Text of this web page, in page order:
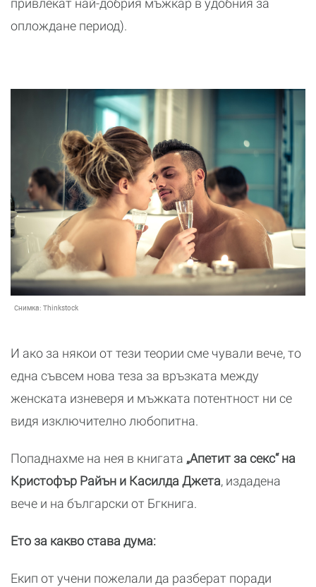
привлекат най-добрия мъжкар в удобния за
оплождане период).
Снимка: Thinkstock
И ако за някои от тези теории сме чували вече, то
една съвсем нова теза за връзката между
женската изневеря и мъжката потентност ни се
видя изключително любопитна.
Попаднахме на нея в книгата „Апетит за секс“ на
Кристофър Райън и Касилда Джета, издадена
вече и на български от Бгкнига.
Ето за какво става дума:
Екип от учени пожелали да разберат поради